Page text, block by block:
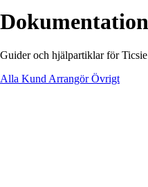
Dokumentation
Guider och hjälpartiklar för
Alla Kund ArrangörÖvrigt